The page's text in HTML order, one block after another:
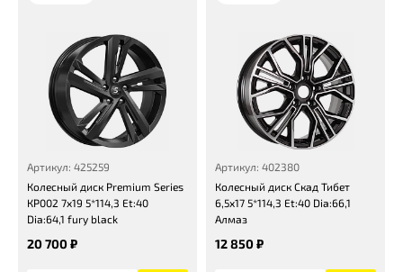
Артикул: 425259
Колесный диск Premium Series
КР002 7x19 5*114,3 Et:40
Dia:64,1 fury black
20 700 ₽
Артикул: 402380
Колесный диск Скад Тибет
6,5x17 5*114,3 Et:40 Dia:66,1
Алмаз
12 850 ₽